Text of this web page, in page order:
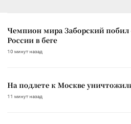
Чемпион мира Заборский
России в беге
10 минут назад
На подлете к Москве
11 минут назад